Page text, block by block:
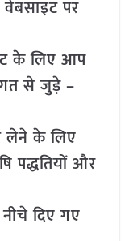
पर
के लिए आप
से जुड़े –
लेने के लिए
पद्धतियों और
दिए गए